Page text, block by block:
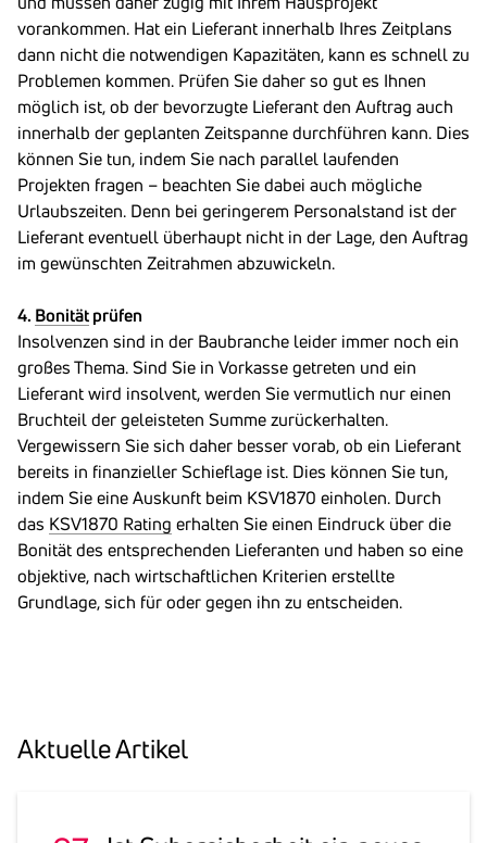
vorankommen. Hat ein Lieferant innerhalb Ihres Zeitplans
dann nicht die notwendigen Kapazitäten, kann es schnell zu
Problemen kommen. Prüfen Sie daher so gut es Ihnen
möglich ist, ob der bevorzugte Lieferant den Auftrag auch
innerhalb der geplanten Zeitspanne durchführen kann. Dies
können Sie tun, indem Sie nach parallel laufenden
Projekten fragen – beachten Sie dabei auch mögliche
Urlaubszeiten. Denn bei geringerem Personalstand ist der
Lieferant eventuell überhaupt nicht in der Lage, den Auftrag
im gewünschten Zeitrahmen abzuwickeln.
4. Bonität prüfen
Insolvenzen sind in der Baubranche leider immer noch ein
großes Thema. Sind Sie in Vorkasse getreten und ein
Lieferant wird insolvent, werden Sie vermutlich nur einen
Bruchteil der geleisteten Summe zurückerhalten.
Vergewissern Sie sich daher besser vorab, ob ein Lieferant
bereits in finanzieller Schieflage ist. Dies können Sie tun,
indem Sie eine Auskunft beim KSV1870 einholen. Durch
das KSV1870 Rating erhalten Sie einen Eindruck über die
Bonität des entsprechenden Lieferanten und haben so eine
objektive, nach wirtschaftlichen Kriterien erstellte
Grundlage, sich für oder gegen ihn zu entscheiden.
Aktu­elle Artikel